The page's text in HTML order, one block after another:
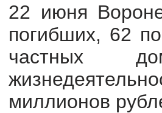
22 июня
погибших, 62
частных
миллионов